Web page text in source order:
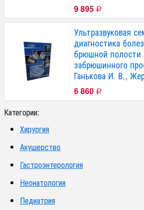
9 895 Р
Ультразвуковая
диагностика
брюшной полости
забрюшинного
Ганькова И. В.,
6 860 Р
Категории:
Хирургия
Акушерство
Гастроэнтерология
Неонатология
Педиатрия